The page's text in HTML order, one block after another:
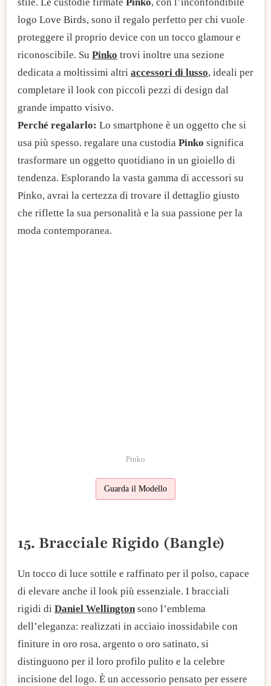
logo Love Birds, sono il regalo perfetto per chi vuole
proteggere il proprio device con un tocco glamour e
riconoscibile. Su Pinko trovi inoltre una sezione
dedicata a moltissimi altri accessori di lusso, ideali per
completare il look con piccoli pezzi di design dal
grande impatto visivo.
Perché regalarlo: Lo smartphone è un oggetto che si
usa più spesso. regalare una custodia Pinko significa
trasformare un oggetto quotidiano in un gioiello di
tendenza. Esplorando la vasta gamma di accessori su
Pinko, avrai la certezza di trovare il dettaglio giusto
che riflette la sua personalità e la sua passione per la
moda contemporanea.
Pinko
Guarda il Modello
15. Bracciale Rigido (Bangle)
Un tocco di luce sottile e raffinato per il polso, capace
di elevare anche il look più essenziale. I bracciali
rigidi di Daniel Wellingtonsono l’emblema
dell’eleganza: realizzati in acciaio inossidabile con
finiture in oro rosa, argento o oro satinato, si
distinguono per il loro profilo pulito e la celebre
incisione del logo. È un accessorio pensato per essere